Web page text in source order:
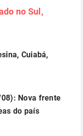
no Sul,
Cuiabá,
Nova frente
do país